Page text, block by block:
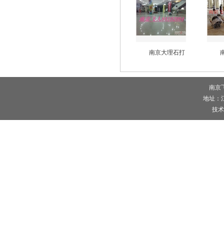
南京大理石打
南京
地址：
技